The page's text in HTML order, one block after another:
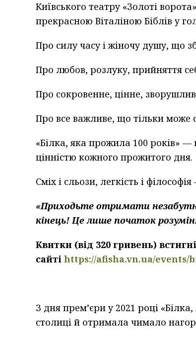
Київського театру «Золоті
прекрасною Віталіною Біблів у
Про силу часу і жіночу душу, що
Про любов, розлуку, прийняття
Про сокровенне, цінне,
Про все важливе, що тільки може
«Білка, яка прожила 100 років»
цінністю кожного прожитого дня.
Сміх і сльози, легкість і
«Приходьте отримати
кінець! Це лише початок
Квитки (від 320 гривень)
сайті https://afisha.vn.ua/
З дня прем’єри у 2021 році
столиці й отримала чимало